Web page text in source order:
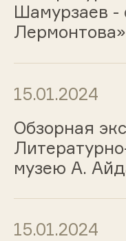
Шамурзаев
15.01.2024
Обзорная
музею А.
15.01.2024